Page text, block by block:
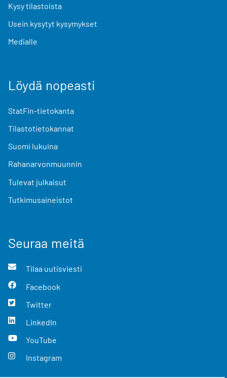
Kysy tilastoista
Usein kysytyt kysymykset
Medialle
Löydä nopeasti
StatFin-tietokanta
Tilastotietokannat
Suomi lukuina
Rahanarvonmuunnin
Tulevat julkaisut
Tutkimusaineistot
Seuraa meitä
Tilaa uutisviesti
Facebook
Twitter
LinkedIn
YouTube
Instagram